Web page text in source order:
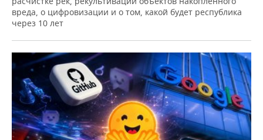
вреда, о цифровизации и о том, какой будет республика
через 10 лет